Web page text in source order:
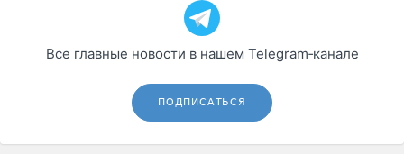
Все главные новости в нашем Telegram‑канале
ПОДПИСАТЬСЯ